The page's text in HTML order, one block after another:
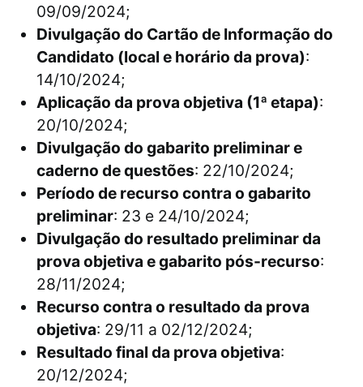
09/09/2024;
Divulgação do Cartão de Informação do
Candidato (local e horário da prova):
14/10/2024;
Aplicação da prova objetiva (1ª etapa):
20/10/2024;
Divulgação do gabarito preliminar e
caderno de questões: 22/10/2024;
Período de recurso contra o gabarito
preliminar: 23 e 24/10/2024;
Divulgação do resultado preliminar da
prova objetiva e gabarito pós-recurso:
28/11/2024;
Recurso contra o resultado da prova
objetiva: 29/11 a 02/12/2024;
Resultado final da prova objetiva:
20/12/2024;